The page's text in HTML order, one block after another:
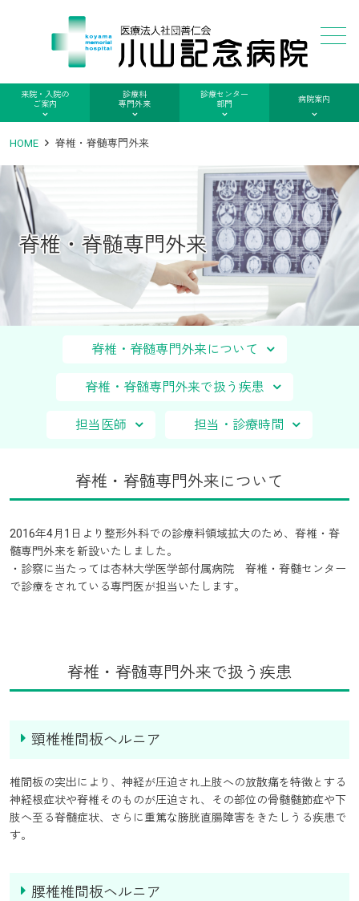
来院・入院の
ご案内
診療科
専門外来
診療センター
部門
病院案内
HOME 脊椎・脊髄専門外来
脊椎・脊髄専門外来
脊椎・脊髄専門外来について
脊椎・脊髄専門外来で扱う疾患
担当医師 担当・診療時間
脊椎・脊髄専門外来について
2016年4月1日より整形外科での診療料領域拡大のため、脊椎・脊
髄専門外来を新設いたしました。
・診察に当たっては杏林大学医学部付属病院 脊椎・脊髄センター
で診療をされている専門医が担当いたします。
脊椎・脊髄専門外来で扱う疾患
頸椎椎間板ヘルニア
椎間板の突出により、神経が圧迫され上肢への放散痛を特徴とする
神経根症状や脊椎そのものが圧迫され、その部位の骨髄髄節症や下
肢へ至る脊髄症状、さらに重篤な膀胱直腸障害をきたしうる疾患で
す。
腰椎椎間板ヘルニア